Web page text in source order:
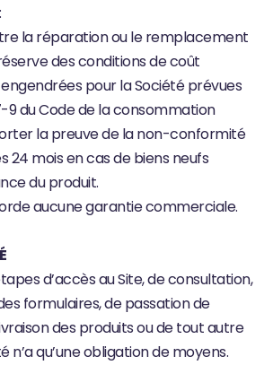
la réparation ou le remplacement
des conditions de coût
pour la Société prévues
9 du Code de la consommation
la preuve de la non-conformité
24 mois en cas de biens neufs
du produit.
aucune garantie commerciale.
d’accès au Site, de consultation,
formulaires, de passation de
des produits ou de tout autre
n’a qu’une obligation de moyens.